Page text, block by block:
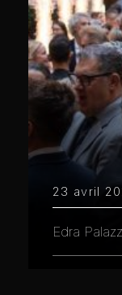
23 avril
Edra